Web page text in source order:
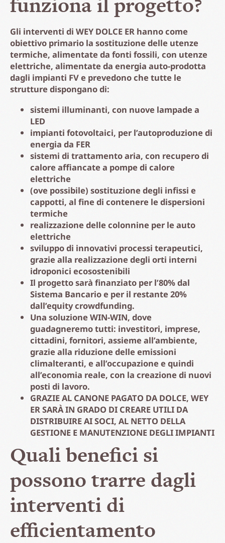
Gli interventi di WEY DOLCE ER hanno come
obiettivo primario la sostituzione delle utenze
termiche, alimentate da fonti fossili, con utenze
elettriche, alimentate da energia auto-prodotta
dagli impianti FV e prevedono che tutte le
strutture dispongano di:
sistemi illuminanti, con nuove lampade a
LED
impianti fotovoltaici, per l’autoproduzione di
energia da FER
sistemi di trattamento aria, con recupero di
calore affiancate a pompe di calore
elettriche
(ove possibile) sostituzione degli infissi e
cappotti, al fine di contenere le dispersioni
termiche
realizzazione delle colonnine per le auto
elettriche
sviluppo di innovativi processi terapeutici,
grazie alla realizzazione degli orti interni
idroponici ecosostenibili
Il progetto sarà finanziato per l’80% dal
Sistema Bancario e per il restante 20%
dall’equity crowdfunding.
Una soluzione WIN-WIN, dove
guadagneremo tutti: investitori, imprese,
cittadini, fornitori, assieme all’ambiente,
grazie alla riduzione delle emissioni
climalteranti, e all’occupazione e quindi
all’economia reale, con la creazione di nuovi
posti di lavoro.
GRAZIE AL CANONE PAGATO DA DOLCE, WEY
ER SARÀ IN GRADO DI CREARE UTILI DA
DISTRIBUIRE AI SOCI, AL NETTO DELLA
GESTIONE E MANUTENZIONE DEGLI IMPIANTI
Quali benefici si
possono trarre dagli
interventi di
efficientamento